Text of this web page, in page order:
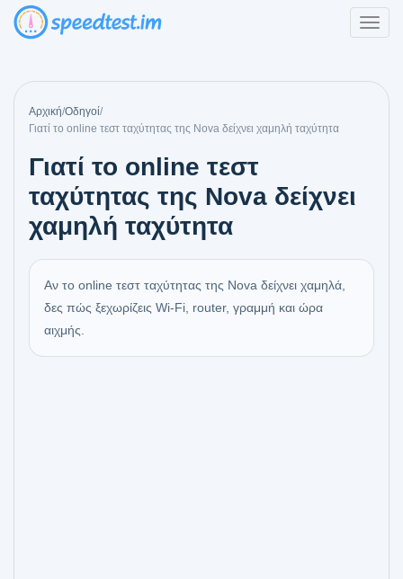
Αρχική/Οδηγοί/
Γιατί το online τεστ ταχύτητας της Nova δείχνει χαμηλή ταχύτητα
Γιατί το online τεστ
ταχύτητας της Nova δείχνει
χαμηλή ταχύτητα
Αν το online τεστ ταχύτητας της Nova δείχνει χαμηλά,
δες πώς ξεχωρίζεις Wi‑Fi, router, γραμμή και ώρα
αιχμής.